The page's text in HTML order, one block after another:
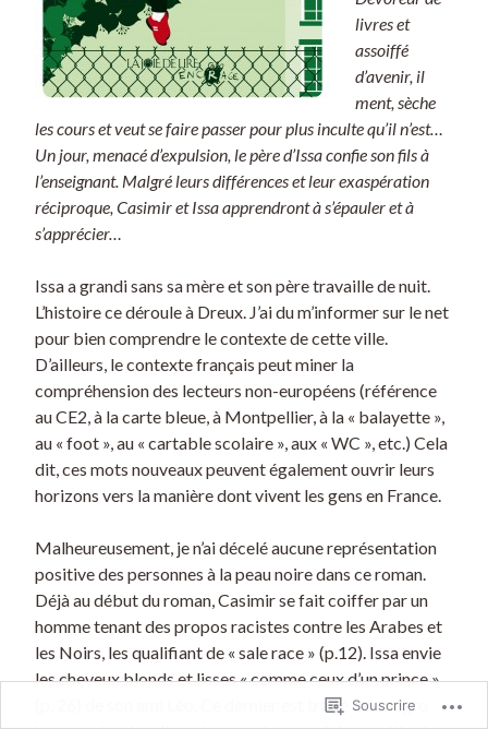
livres et
assoiffé
d’avenir, il
ment, sèche
les cours et veut se faire passer pour plus inculte qu’il n’est…
Un jour, menacé d’expulsion, le père d’Issa confie son fils à
l’enseignant. Malgré leurs différences et leur exaspération
réciproque, Casimir et Issa apprendront à s’épauler et à
s’apprécier…
Issa a grandi sans sa mère et son père travaille de nuit.
L’histoire ce déroule à Dreux. J’ai du m’informer sur le net
pour bien comprendre le contexte de cette ville.
D’ailleurs, le contexte français peut miner la
compréhension des lecteurs non-européens (référence
au CE2, à la carte bleue, à Montpellier, à la « balayette »,
au « foot », au « cartable scolaire », aux « WC », etc.) Cela
dit, ces mots nouveaux peuvent également ouvrir leurs
horizons vers la manière dont vivent les gens en France.
Malheureusement, je n’ai décelé aucune représentation
positive des personnes à la peau noire dans ce roman.
Déjà au début du roman, Casimir se fait coiffer par un
homme tenant des propos racistes contre les Arabes et
les Noirs, les qualifiant de « sale race » (p.12). Issa envie
les cheveux blonds et lisses « comme ceux d’un prince »
(p. 26) de son ami Léo. Ce dernier est traité de « négro
Souscrire